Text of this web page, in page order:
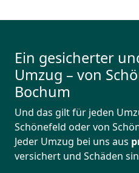
Ein gesicherter
Umzug – von
Bochum
Und das gilt für jeden
Schönefeld oder von
Jeder Umzug bei uns aus
versichert und Schäden